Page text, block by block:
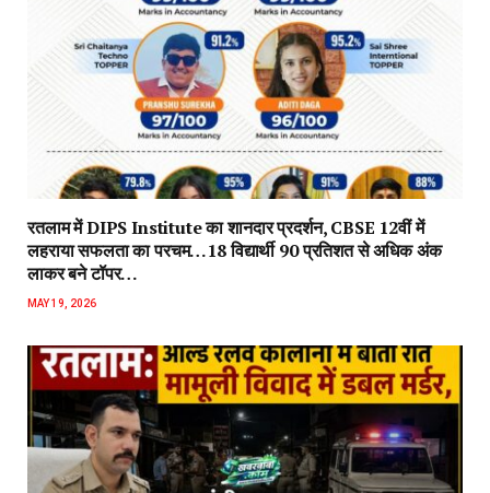
रतलाम में DIPS Institute का शानदार प्रदर्शन, CBSE 12वीं में
लहराया सफलता का परचम…18 विद्यार्थी 90 प्रतिशत से अधिक अंक
लाकर बने टॉपर…
MAY 19, 2026